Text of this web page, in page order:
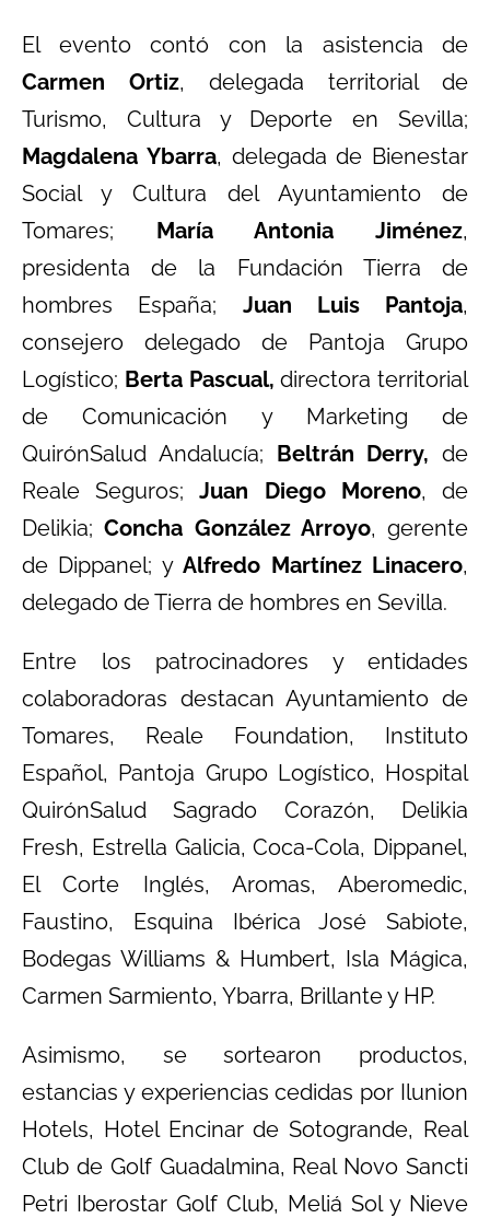
El evento contó con la asistencia de
Carmen Ortiz, delegada territorial de
Turismo, Cultura y Deporte en Sevilla;
Magdalena Ybarra, delegada de Bienestar
Social y Cultura del Ayuntamiento de
Tomares; María Antonia Jiménez,
presidenta de la Fundación Tierra de
hombres España; Juan Luis Pantoja,
consejero delegado de Pantoja Grupo
Logístico; Berta Pascual, directora territorial
de Comunicación y Marketing de
QuirónSalud Andalucía; Beltrán Derry, de
Reale Seguros;Juan Diego Moreno, de
Delikia;Concha González Arroyo, gerente
de Dippanel; yAlfredo Martínez Linacero,
delegado de Tierra de hombres en Sevilla.
Entre los patrocinadores y entidades
colaboradoras destacan Ayuntamiento de
Tomares, Reale Foundation, Instituto
Español, Pantoja Grupo Logístico, Hospital
QuirónSalud Sagrado Corazón, Delikia
Fresh, Estrella Galicia, Coca-Cola, Dippanel,
El Corte Inglés, Aromas, Aberomedic,
Faustino, Esquina Ibérica José Sabiote,
Bodegas Williams & Humbert, Isla Mágica,
Carmen Sarmiento, Ybarra, Brillante y HP.
Asimismo, se sortearon productos,
estancias y experiencias cedidas por Ilunion
Hotels, Hotel Encinar de Sotogrande, Real
Club de Golf Guadalmina, Real Novo Sancti
Petri Iberostar Golf Club, Meliá Sol y Nieve